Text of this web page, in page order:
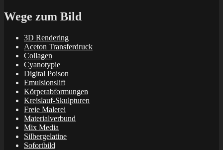
Wege zum Bild
3D Rendering
Aceton Transferdruck
Collagen
Cyanotypie
Digital Poison
Emulsionslift
Körperabformungen
Kreislauf-Skulpturen
Freie Malerei
Materialverbund
Mix Media
Silbergelatine
Sofortbild